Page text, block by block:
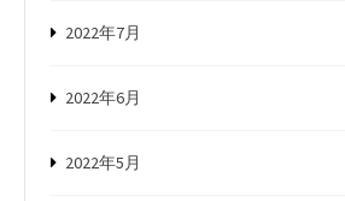
2022年7月
2022年6月
2022年5月